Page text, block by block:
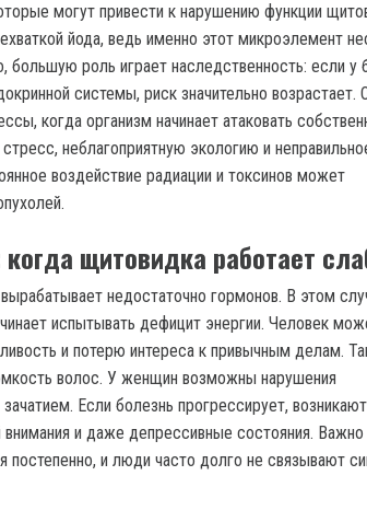
могут привести к нарушению функции
йода, ведь именно этот микроэлемент
роль играет наследственность: если у
системы, риск значительно возрастает.
когда организм начинает атаковать
неблагоприятную экологию и
воздействие радиации и токсинов может
щитовидка работает
недостаточно гормонов. В этом
испытывать дефицит энергии. Человек
и потерю интереса к привычным делам.
волос. У женщин возможны нарушения
Если болезнь прогрессирует, возникают
и даже депрессивные состояния. Важно
постепенно, и люди часто долго не связывают